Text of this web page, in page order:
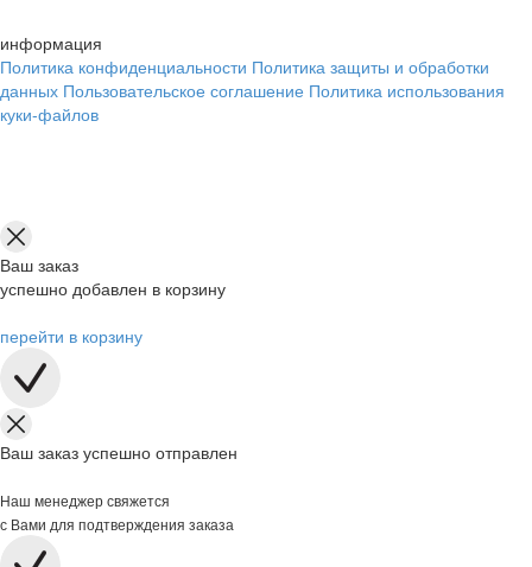
информация
Политика конфиденциальности Политика защиты и обработки
данных Пользовательское соглашение Политика использования
куки-файлов
Ваш заказ
успешно добавлен в корзину
перейти в корзину
Ваш заказ успешно отправлен
Наш менеджер свяжется
с Вами для подтверждения заказа